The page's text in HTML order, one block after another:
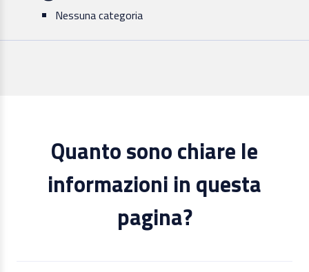
Nessuna categoria
Quanto sono chiare le
informazioni in questa
pagina?